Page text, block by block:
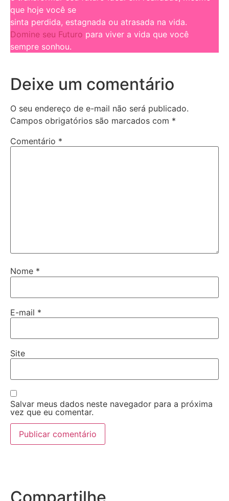
que hoje você se
sinta perdida, estagnada ou atrasada na vida.
Domine seu Futuro para viver a vida que você
sempre sonhou.
Deixe um comentário
O seu endereço de e-mail não será publicado.
Campos obrigatórios são marcados com *
Comentário *
Nome *
E-mail *
Site
Salvar meus dados neste navegador para a próxima
vez que eu comentar.